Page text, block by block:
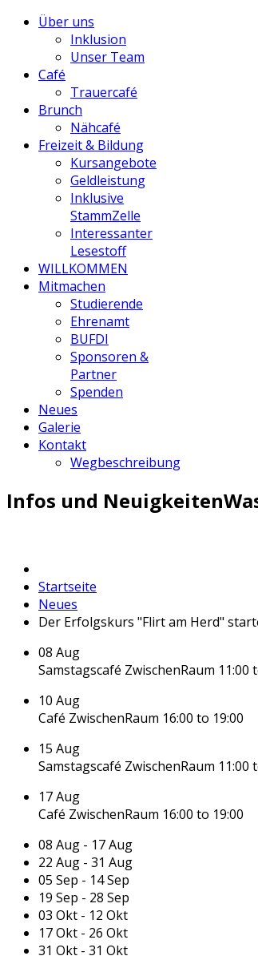
Über uns
Inklusion
Unser Team
Café
Trauercafé
Brunch
Nähcafé
Freizeit & Bildung
Kursangebote
Geldleistung
Inklusive
StammZelle
Interessanter
Lesestoff
WILLKOMMEN
Mitmachen
Studierende
Ehrenamt
BUFDI
Sponsoren &
Partner
Spenden
Neues
Galerie
Kontakt
Wegbeschreibung
Infos und Neuigkeiten
Startseite
Neues
Der Erfolgskurs "Flirt am Herd"
08 Aug
Samstagscafé ZwischenRaum 11:00
10 Aug
Café ZwischenRaum 16:00 to 19:00
15 Aug
Samstagscafé ZwischenRaum 11:00
17Aug
Café ZwischenRaum 16:00 to 19:00
08 Aug - 17 Aug
22 Aug - 31 Aug
05 Sep - 14 Sep
19 Sep - 28 Sep
03 Okt - 12 Okt
17 Okt - 26 Okt
31 Okt - 31 Okt